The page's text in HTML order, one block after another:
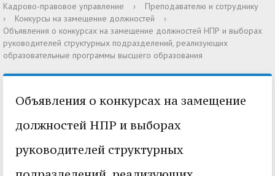
Кадрово-правовое управление
›
Преподавателю и сотруднику
›
Конкурсы на замещение должностей
›
Объявления о конкурсах на замещение должностей НПР и выборах
руководителей структурных подразделений, реализующих
образовательные программы высшего образования
Объявления о конкурсах на замещение
должностей НПР и выборах
руководителей структурных